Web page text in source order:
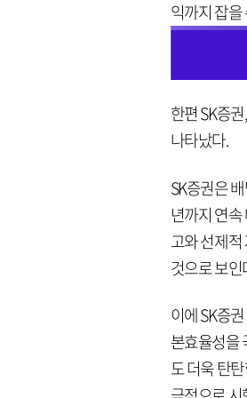
익까지 잡
한편 SK증
나타났다.
SK증권은
년까지 연
고와 선제
것으로 보인
이에 SK증
본효율성을
도 더욱 탄